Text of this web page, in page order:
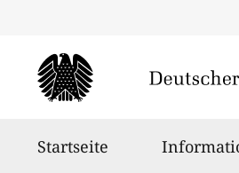
Startseite